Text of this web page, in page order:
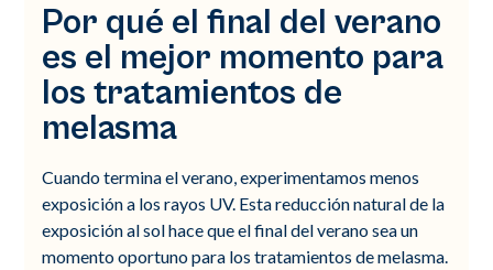
Por qué el final del verano
es el mejor momento para
los tratamientos de
melasma
Cuando termina el verano, experimentamos menos
exposición a los rayos UV. Esta reducción natural de la
exposición al sol hace que el final del verano sea un
momento oportuno para los tratamientos de melasma.